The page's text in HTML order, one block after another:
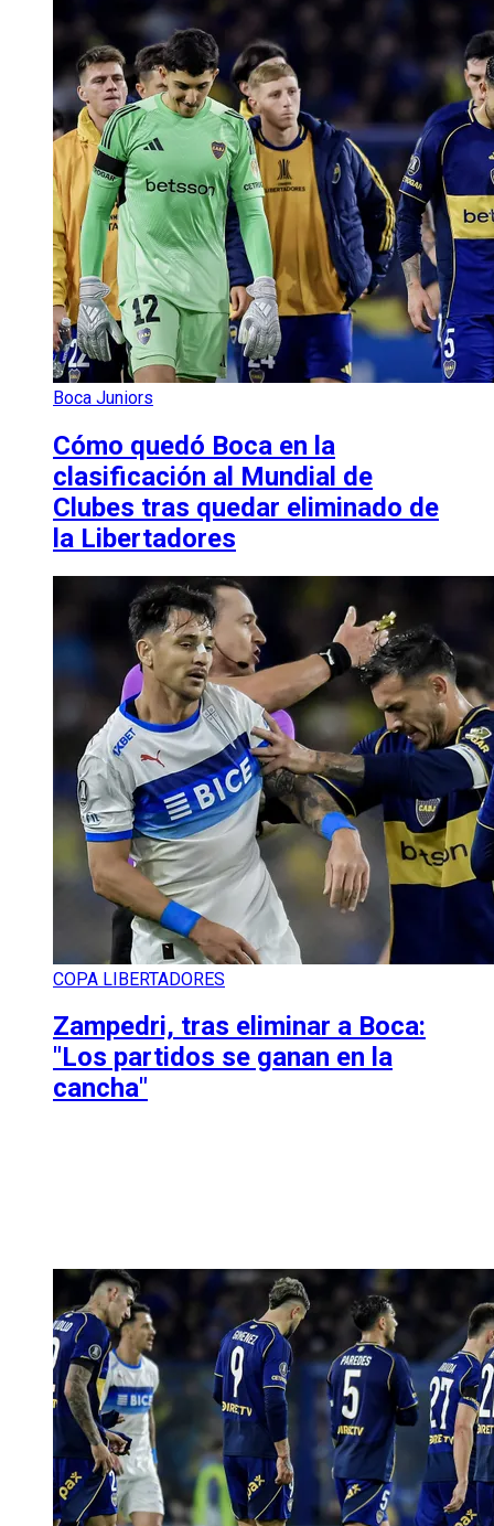
Boca Juniors
Cómo quedó Boca en la
clasificación al Mundial de
Clubes tras quedar eliminado de
la Libertadores
COPA LIBERTADORES
Zampedri, tras eliminar a Boca:
"Los partidos se ganan en la
cancha"